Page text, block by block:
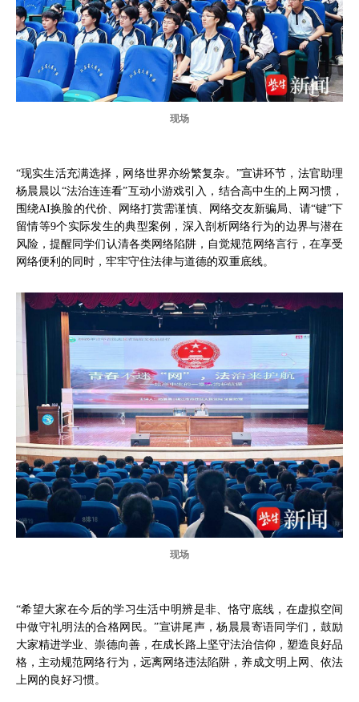
现场
“现实生活充满选择，网络世界亦纷繁复杂。”宣讲环节，法官助理
杨晨晨以“法治连连看”互动小游戏引入，结合高中生的上网习惯，
围绕AI换脸的代价、网络打赏需谨慎、网络交友新骗局、请“键”下
留情等9个实际发生的典型案例，深入剖析网络行为的边界与潜在
风险，提醒同学们认清各类网络陷阱，自觉规范网络言行，在享受
网络便利的同时，牢牢守住法律与道德的双重底线。
现场
“希望大家在今后的学习生活中明辨是非、恪守底线，在虚拟空间
中做守礼明法的合格网民。”宣讲尾声，杨晨晨寄语同学们，鼓励
大家精进学业、崇德向善，在成长路上坚守法治信仰，塑造良好品
格，主动规范网络行为，远离网络违法陷阱，养成文明上网、依法
上网的良好习惯。